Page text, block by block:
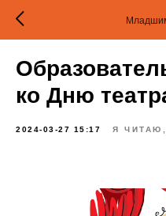
ко Дню
2024-03-27 15:17 Я